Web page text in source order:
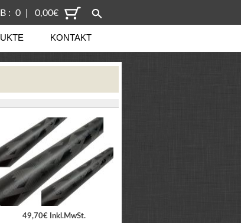
: 0 | 0,00€
KONTAKT
49,70€ Inkl.MwSt.